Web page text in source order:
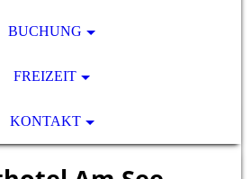
BUCHUNG
FREIZEIT
KONTAKT